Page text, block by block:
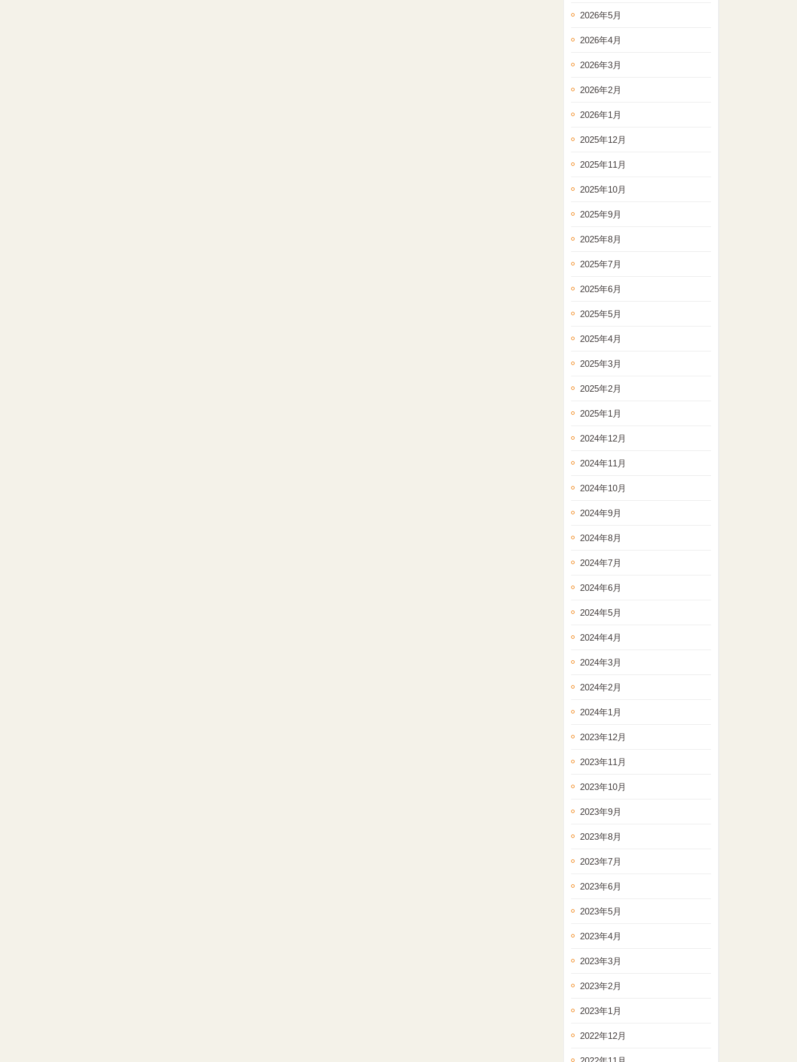
2026年5月
2026年4月
2026年3月
2026年2月
2026年1月
2025年12月
2025年11月
2025年10月
2025年9月
2025年8月
2025年7月
2025年6月
2025年5月
2025年4月
2025年3月
2025年2月
2025年1月
2024年12月
2024年11月
2024年10月
2024年9月
2024年8月
2024年7月
2024年6月
2024年5月
2024年4月
2024年3月
2024年2月
2024年1月
2023年12月
2023年11月
2023年10月
2023年9月
2023年8月
2023年7月
2023年6月
2023年5月
2023年4月
2023年3月
2023年2月
2023年1月
2022年12月